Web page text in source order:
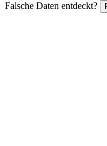
Falsche Daten entdeckt?